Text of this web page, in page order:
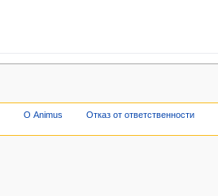
О Animus Отказ от ответственности